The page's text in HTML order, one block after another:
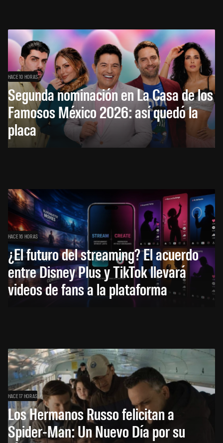
HACE 10 HORAS
Segunda nominación en La Casa de los
Famosos México 2026: así quedó la
placa
HACE 16 HORAS
¿El futuro del streaming? El acuerdo
entre Disney Plus y TikTok llevará
videos de fans a la plataforma
HACE 17 HORAS
Los Hermanos Russo felicitan a
Spider-Man: Un Nuevo Día por su